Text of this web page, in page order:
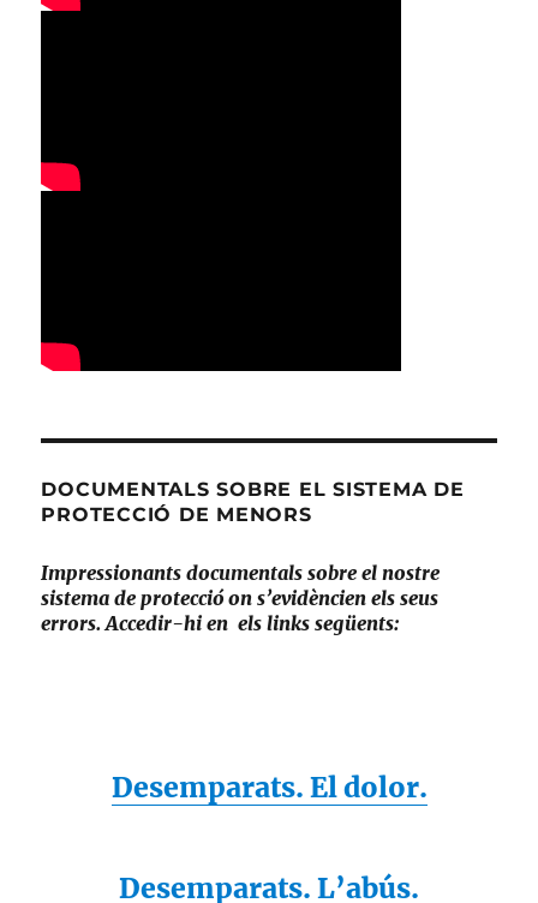
DOCUMENTALS SOBRE EL SISTEMA DE
PROTECCIÓ DE MENORS
Impressionants documentals sobre el nostre
sistema de protecció on s’evidèncien els seus
errors. Accedir-hi en els links següents:
Desemparats. El dolor.
Desemparats. L’abús.